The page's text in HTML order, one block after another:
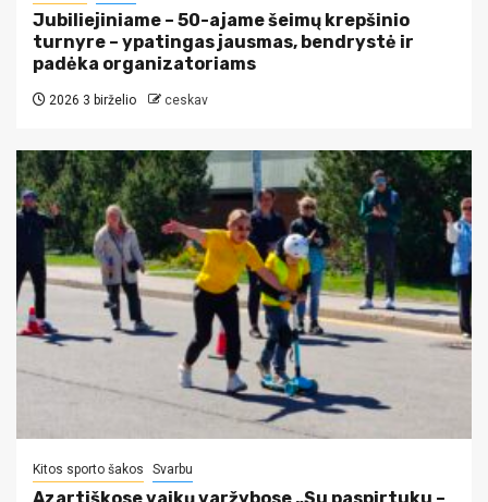
Jubiliejiniame – 50-ajame šeimų krepšinio
turnyre – ypatingas jausmas, bendrystė ir
padėka organizatoriams
2026 3 birželio ceskav
Kitos sporto šakos Svarbu
Azartiškose vaikų varžybose „Su paspirtuku –